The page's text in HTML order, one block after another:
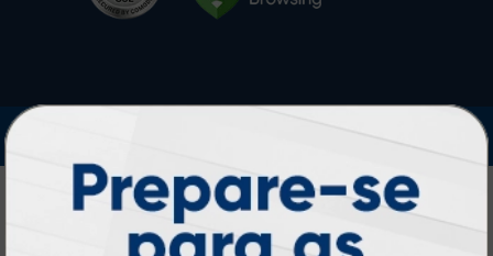
Atual Card: A Gráfica Pioneira em